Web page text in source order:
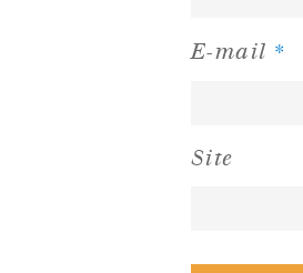
E-mail *
Site